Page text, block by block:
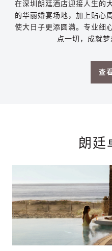
在深圳朗廷酒店迎接人生的
的华丽婚宴场地，加上贴心
使大日子更添圆满。专业细
点一切，成就梦
查
朗廷